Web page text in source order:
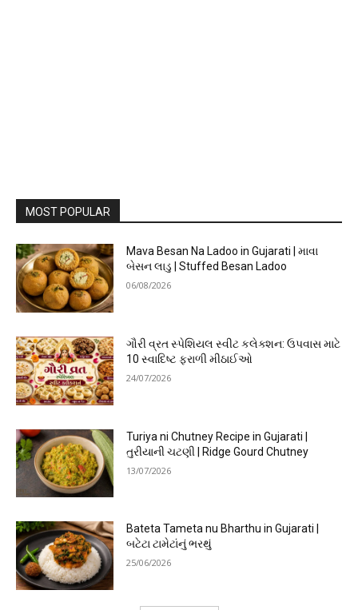
MOST POPULAR
Mava Besan Na Ladoo in Gujarati | માવા
બેસન લાડુ | Stuffed Besan Ladoo
06/08/2026
ગૌરી વ્રત સ્પેશિયલ સ્વીટ કલેક્શન: ઉપવાસ માટે
10 સ્વાદિષ્ટ ફરાળી મીઠાઈઓ
24/07/2026
Turiya ni Chutney Recipe in Gujarati |
તુરીયાની ચટણી | Ridge Gourd Chutney
13/07/2026
Bateta Tameta nu Bharthu in Gujarati |
બટેટા ટામેટાંનું ભરથું
25/06/2026